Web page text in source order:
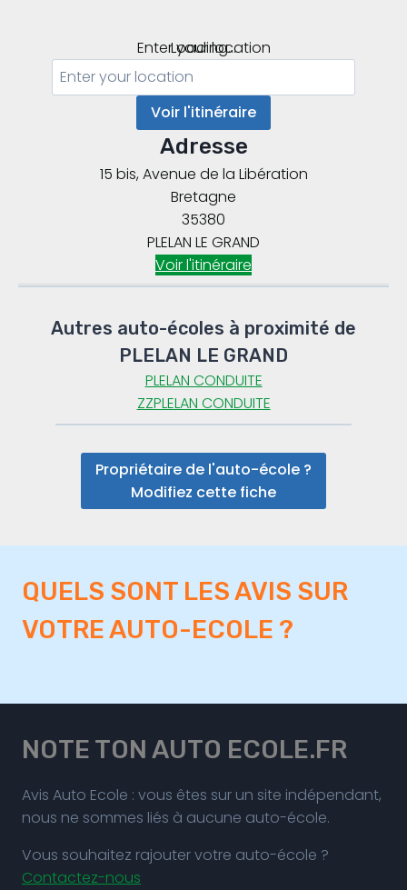
Loading...
Enter your location
Voir l'itinéraire
Adresse
15 bis, Avenue de la Libération
PLELAN LE GRAND
Bretagne
35380
Voir l'itinéraire
Autres auto-écoles à proximité de
PLELAN LE GRAND
PLELAN CONDUITE
ZZPLELAN CONDUITE
Propriétaire de l'auto-école ?
Modifiez cette fiche
QUELS SONT LES AVIS SUR
VOTRE AUTO-ECOLE ?
NOTE TON AUTO ECOLE.FR
Avis Auto Ecole : vous êtes sur un site indépendant,
nous ne sommes liés à aucune auto-école.
Vous souhaitez rajouter votre auto-école ?
Contactez-nous